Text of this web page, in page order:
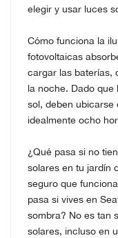
elegir y usar luces
Cómo funciona la
fotovoltaicas
cargar las baterías,
la noche. Dado que
sol, deben ubicarse
idealmente ocho
¿Qué pasa si no
solares en tu jardín
seguro que
pasa si vives en
sombra? No es tan
solares, incluso en